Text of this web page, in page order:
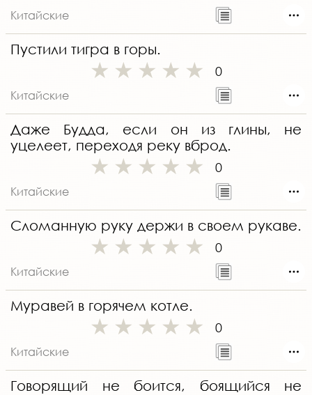
Китайские
Пустили тигра в горы.
0
Китайские
Даже Будда, если он из глины, не
уцелеет, переходя реку вброд.
0
Китайские
Сломанную руку держи в своем рукаве.
0
Китайские
Муравей в горячем котле.
0
Китайские
Говорящий не боится, боящийся не